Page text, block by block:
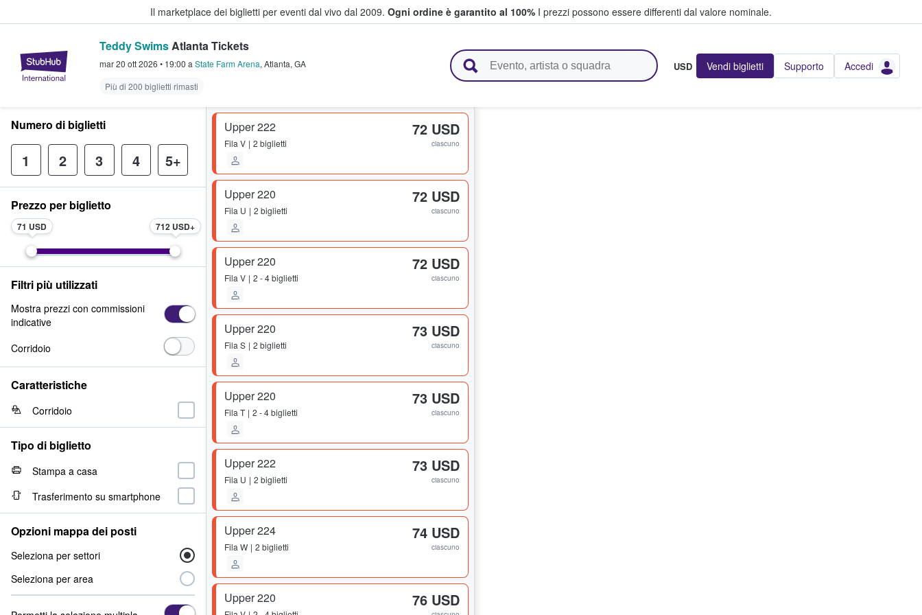
Il marketplace dei biglietti per eventi dal vivo dal 2009. Ogni ordine è garantito al 100% I prezzi possono essere differenti dal valore nominale.
StubHub - Dove i fan comprano e vendono biglietti
Teddy SwimsAtlanta Tickets
mar 20 ott 2026 • 19:00 a State Farm Arena, Atlanta, GA
Più di 200 biglietti rimasti
USD Vendi biglietti Supporto Accedi
Upper 222
Fila V 2 biglietti
72 USD
ciascuno
Upper 220
Fila U 2 biglietti
72 USD
ciascuno
Upper 220
Fila V 2 - 4 biglietti
72 USD
ciascuno
Upper 220
Fila S 2 biglietti
73 USD
ciascuno
Upper 220
Fila T 2 - 4 biglietti
73 USD
ciascuno
Upper 222
Fila U 2 biglietti
73 USD
ciascuno
Upper 224
Fila W 2 biglietti
74 USD
ciascuno
Upper 220 76 USD
Numero di biglietti
1 2 3 4 5+
Prezzo per biglietto
71 USD 712 USD
Filtri più utilizzati
Mostra prezzi con commissioni
indicative
Corridoio
Caratteristiche
Corridoio
Tipo di biglietto
Stampa a casa
Trasferimento su smartphone
Opzioni mappa dei posti
Seleziona per settori
Seleziona per area